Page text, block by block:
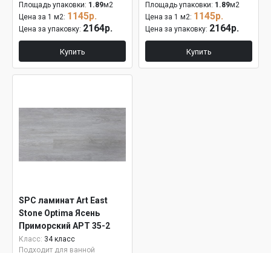
Площадь упаковки: 1.89м2
Цена за 1 м2: 1145р.
Цена за упаковку: 2164р.
Купить
Площадь упаковки: 1.89м2
Цена за 1 м2: 1145р.
Цена за упаковку: 2164р.
Купить
SPC ламинат Art East
Stone Optima Ясень
Приморский APT 35-2
Класс: 34 класс
Подходит для ванной